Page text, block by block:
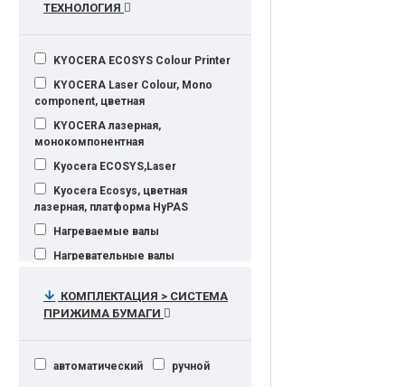
ТЕХНОЛОГИЯ
KYOCERA ECOSYS Colour Printer
KYOCERA Laser Colour, Mono
component, цветная
KYOCERA лазерная,
монокомпонентная
Kyocera ECOSYS,Laser
Kyocera Ecosys, цветная
лазерная, платформа HyPAS
Нагреваемые валы
Нагревательные валы
Термальная струйная печать HP
гелевая струйная печать
КОМПЛЕКТАЦИЯ > СИСТЕМА
ПРИЖИМА БУМАГИ
автоматический ручной